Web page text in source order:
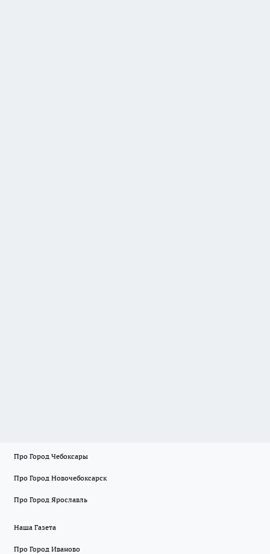
Про Город Чебоксары
Про Город Новочебоксарск
Про Город Ярославль
Наша Газета
Про Город Иваново